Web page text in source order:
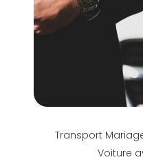
Transport
Voiture